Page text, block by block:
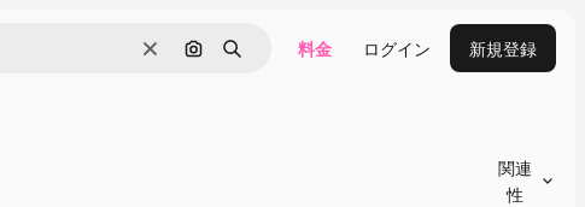
消去 画像で検索
検索 料金 ログイン 新規登録
関連
性